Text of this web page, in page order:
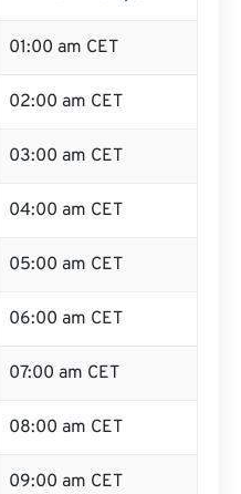
01:00 am CET
02:00 am CET
03:00 am CET
04:00 am CET
05:00 am CET
06:00 am CET
07:00 am CET
08:00 am CET
09:00 am CET